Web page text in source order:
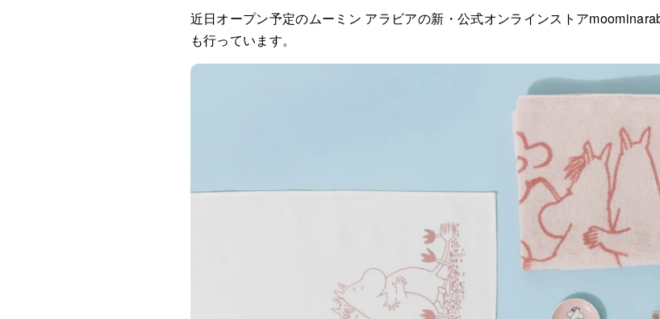
近日オープン予定のムーミン アラビアの新・公式オンラインストア
も行っています。